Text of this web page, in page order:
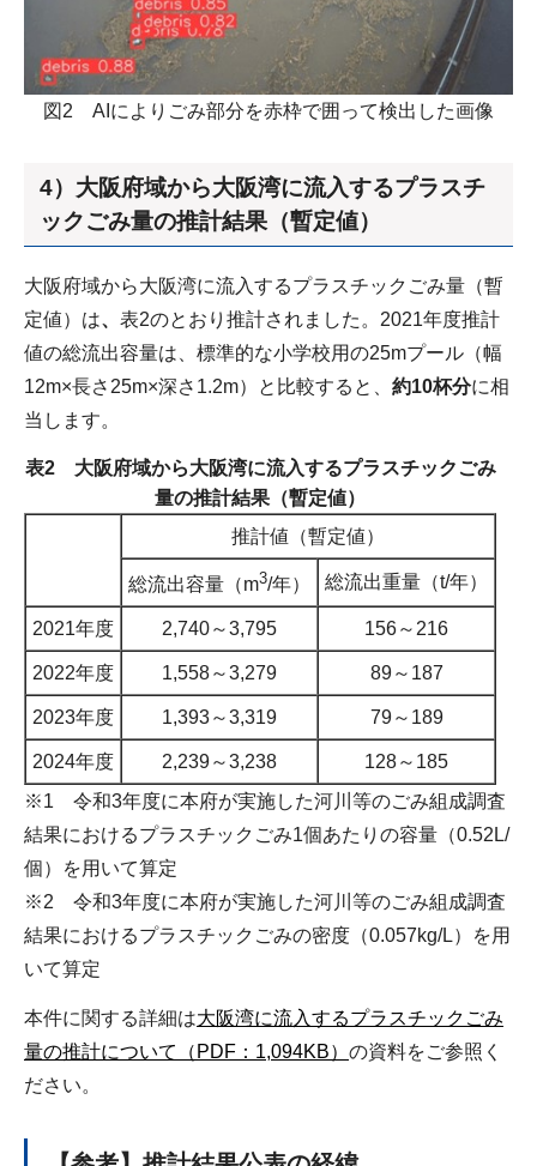
図2 AIによりごみ部分を赤枠で囲って検出した画像
4）大阪府域から大阪湾に流入するプラスチ
ックごみ量の推計結果（暫定値）
大阪府域から大阪湾に流入するプラスチックごみ量（暫
定値）は、 表2のとおり推計されました。2021年度推計
値の総流出容量は、標準的な小学校用の25mプール（幅
12m×長さ25m×深さ1.2m）と比較すると、 約10杯分に相
当します。
表2 大阪府域から大阪湾に流入するプラスチックごみ
量の推計結果（暫定値）
推計値（暫定値）
総流出容量（m3/年） 総流出重量（t/年）
2021年度 2,740～3,795 156～216
2022年度 1,558～3,279 89～187
2023年度 1,393～3,319 79～189
2024年度 2,239～3,238
128～185
※1 令和3年度に本府が実施した河川等のごみ組成調査
結果におけるプラスチックごみ1個あたりの容量（0.52L/
個）を用いて算定
※2 令和3年度に本府が実施した河川等のごみ組成調査
結果におけるプラスチックごみの密度（0.057kg/L）を用
いて算定
本件に関する詳細は大阪湾に流入するプラスチックごみ
量の推計について（PDF：1,094KB） の資料をご参照く
ださい。